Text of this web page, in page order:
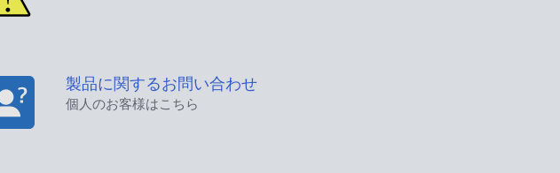
製品に関するお問い合わせ
個人のお客様はこちら